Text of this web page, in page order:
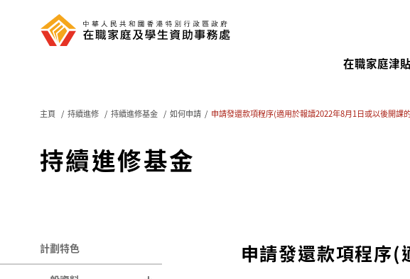
在職家庭津貼
主頁 / 持續進修 / 持續進修基金 / 如何申請 / 申請發還款項程序(適用於報讀2022年8月1日或以後開課
持續進修基金
計劃特色 申請發還款項程序